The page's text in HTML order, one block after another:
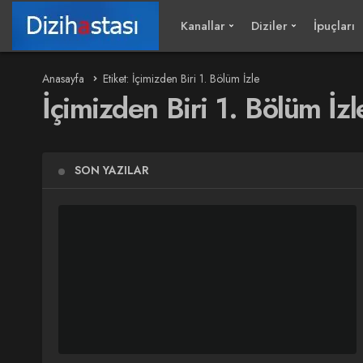
Kanallar Diziler İpuçları
Anasayfa Etiket: İçimizden Biri 1. Bölüm İzle
İçimizden Biri 1. Bölüm
SON YAZILAR